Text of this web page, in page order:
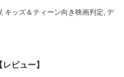
, キッズ＆ティーン向き映画判定, デ
ビュー】